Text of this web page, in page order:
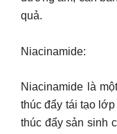
quả.
Niacinamide:
Niacinamide là
thúc đẩy tái tạo
thúc đẩy sản sinh